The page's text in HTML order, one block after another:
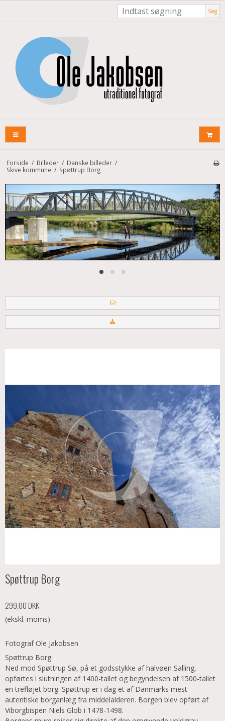
Søg
Forside / Billeder / Danske billeder /
Skive kommune / Spøttrup Borg
Spøttrup Borg
299,00 DKK
(ekskl. moms)
Fotograf Ole Jakobsen
Spøttrup Borg
Ned mod Spøttrup Sø, på et godsstykke af halvøen Salling,
opførtes i slutningen af 1400-tallet og begyndelsen af 1500-tallet
en trefløjet borg. Spøttrup er i dag et af Danmarks mest
autentiske borganlæg fra middelalderen. Borgen blev opført af
Viborgbispen Niels Glob i 1478-1498.